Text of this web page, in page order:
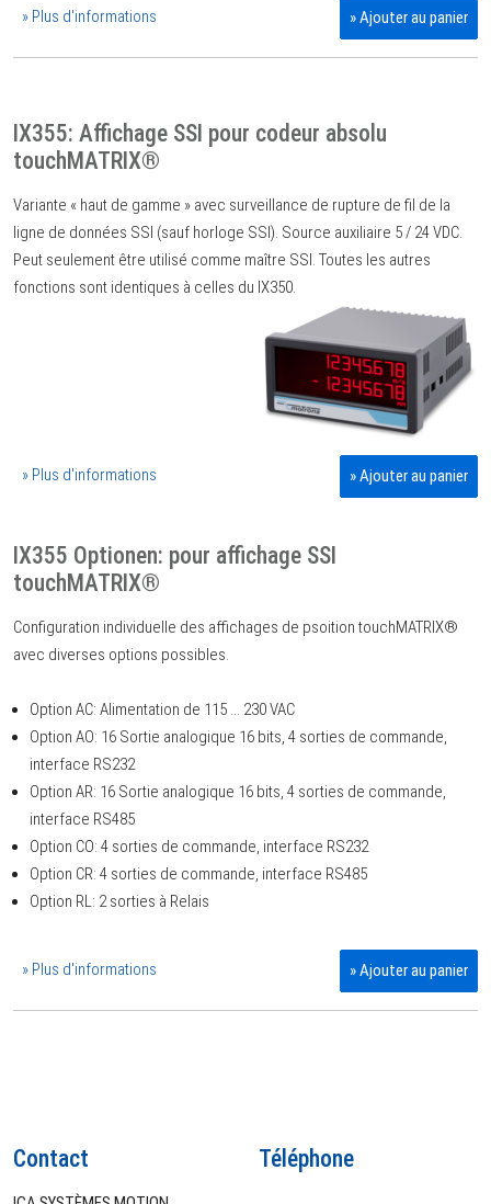
» Plus d'informations » Ajouter au panier
IX355: Affichage SSI pour codeur absolu
touchMATRIX®
Variante « haut de gamme » avec surveillance de rupture de fil de la
ligne de données SSI (sauf horloge SSI). Source auxiliaire 5 / 24 VDC.
Peut seulement être utilisé comme maître SSI. Toutes les autres
fonctions sont identiques à celles du IX350.
» Plus d'informations » Ajouter au panier
IX355 Optionen: pour affichage SSI
touchMATRIX®
Configuration individuelle des affichages de psoition touchMATRIX®
avec diverses options possibles.
Option AC: Alimentation de 115 ... 230 VAC
Option AO: 16 Sortie analogique 16 bits, 4 sorties de commande,
interface RS232
Option AR: 16 Sortie analogique 16 bits, 4 sorties de commande,
interface RS485
Option CO: 4 sorties de commande, interface RS232
Option CR: 4 sorties de commande, interface RS485
Option RL: 2 sorties à Relais
» Plus d'informations » Ajouter au panier
Contact Téléphone